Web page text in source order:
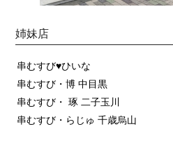
姉妹店
串むすび♥ひいな
串むすび・博 中目黒
串むすび・ 琢 二子玉川
串むすび・らじゅ 千歳烏山